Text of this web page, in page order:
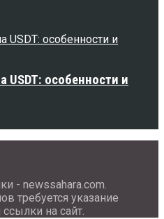
USDT: особенности и
- newssahara.com.
требуется указание
на сайт.